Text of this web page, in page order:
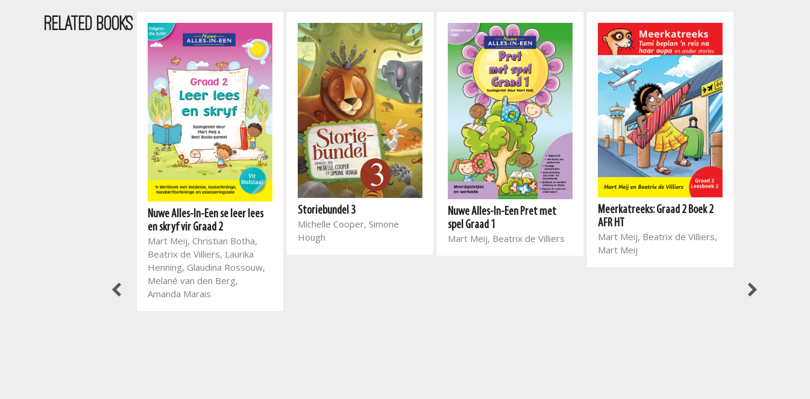
RELATED BOOKS
Nuwe Alles-In-Een se leer lees
en skryf vir Graad 2
Mart Meij, Christian Botha,
Beatrix de Villiers, Laurika
Henning, Glaudina Rossouw,
Melané van den Berg,
Amanda Marais
Storiebundel 3
Michelle Cooper, Simone
Hough
Nuwe Alles-In-Een Pret met
spel Graad 1
Mart Meij, Beatrix de Villiers
Meerkatreeks: Graad 2 Boek 2
AFR HT
Mart Meij, Beatrix de Villiers,
Mart Meij